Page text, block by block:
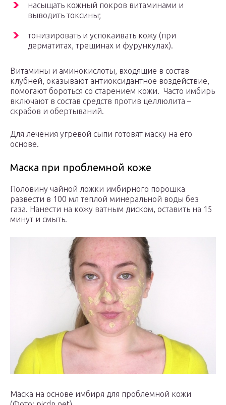
насыщать кожный покров витаминами и
выводить токсины;
тонизировать и успокаивать кожу (при
дерматитах, трещинах и фурункулах).
Витамины и аминокислоты, входящие в состав
клубней, оказывают антиоксидантное воздействие,
помогают бороться со старением кожи. Часто имбирь
включают в состав средств против целлюлита –
скрабов и обертываний.
Для лечения угревой сыпи готовят маску на его
основе.
Маска при проблемной коже
Половину чайной ложки имбирного порошка
развести в 100 мл теплой минеральной воды без
газа. Нанести на кожу ватным диском, оставить на 15
минут и смыть.
Маска на основе имбиря для проблемной кожи